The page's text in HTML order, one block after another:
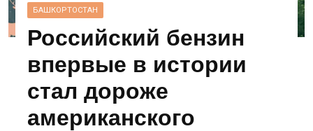
БАШКОРТОСТАН
Российский бензин
впервые в истории
стал дороже
американского